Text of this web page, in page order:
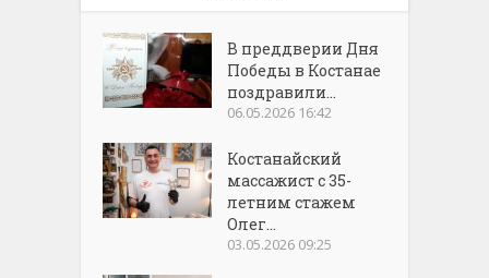
В преддверии Дня
Победы в Костанае
поздравили...
06.05.2026 16:42
Костанайский
массажист с 35-
летним стажем
Олег...
03.05.2026 09:25